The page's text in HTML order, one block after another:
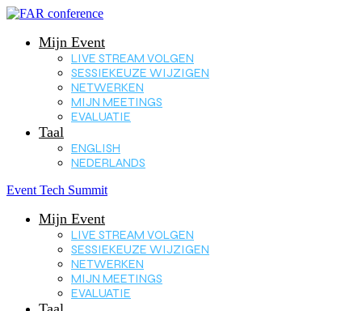
Mijn Event
LIVE STREAM VOLGEN
SESSIEKEUZE WIJZIGEN
NETWERKEN
MIJN MEETINGS
EVALUATIE
Taal
ENGLISH
NEDERLANDS
Event Tech Summit
Mijn Event
LIVE STREAM VOLGEN
SESSIEKEUZE WIJZIGEN
NETWERKEN
MIJN MEETINGS
EVALUATIE